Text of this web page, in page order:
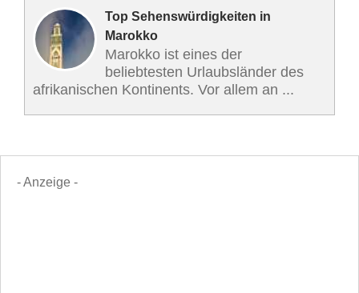
Top Sehenswürdigkeiten in
Marokko
Marokko ist eines der
beliebtesten Urlaubsländer des
afrikanischen Kontinents. Vor allem an ...
- Anzeige -